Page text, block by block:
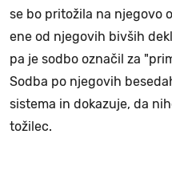
se bo pritožila na njegovo
ene od njegovih bivših
pa je sodbo označil za
Sodba po njegovih
sistema in dokazuje, da
tožilec.